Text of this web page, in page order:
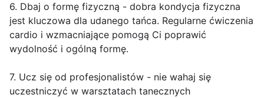
6. Dbaj o formę fizyczną - dobra kondycja fizyczna
jest kluczowa dla udanego tańca. Regularne ćwiczenia
cardio i wzmacniające pomogą Ci poprawić
wydolność i ogólną formę.
7. Ucz się od profesjonalistów - nie wahaj się
uczestniczyć w warsztatach tanecznych